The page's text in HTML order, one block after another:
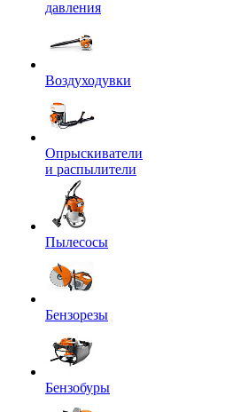
давления
Воздуходувки
Опрыскиватели
и распылители
Пылесосы
Бензорезы
Бензобуры